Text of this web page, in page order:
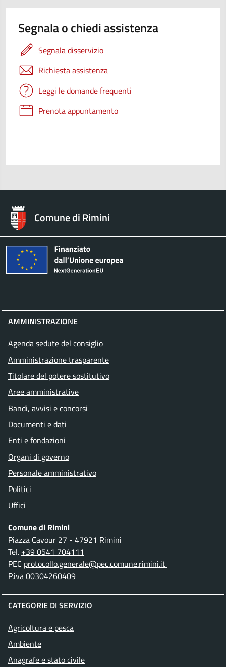
Segnala o chiedi assistenza
Segnala disservizio
Richiesta assistenza
Leggi le domande frequenti
Prenota appuntamento
Comune di Rimini
AMMINISTRAZIONE
Agenda sedute del consiglio
Amministrazione trasparente
Titolare del potere sostitutivo
Aree amministrative
Bandi, avvisi e concorsi
Documenti e dati
Enti e fondazioni
Organi di governo
Personale amministrativo
Politici
Uffici
Comune di Rimini
Piazza Cavour 27 - 47921 Rimini
Tel. +39 0541 704111
PEC protocollo.generale@pec.comune.rimini.it
P.iva 00304260409
CATEGORIE DI SERVIZIO
Agricoltura e pesca
Ambiente
Anagrafe e stato civile